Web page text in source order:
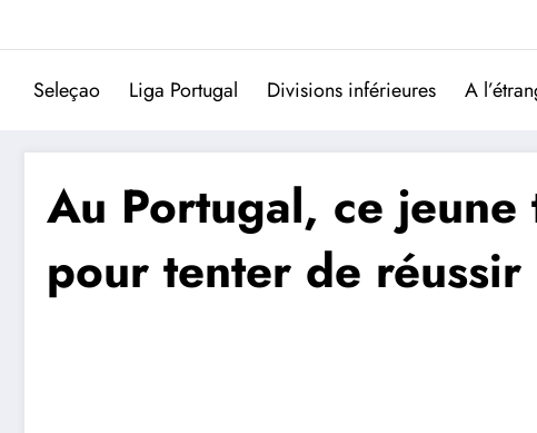
Seleçao Liga Portugal Divisions inférieures A
Au Portugal, ce jeune
pour tenter de